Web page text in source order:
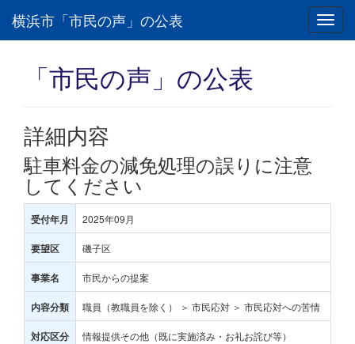
横浜市「市民の声」の公表
「市民の声」の公表
詳細内容
駐車料金の減免処理の誤りに注意
してください
受付年月 2025年09月
要望区 磯子区
事業名 市民からの提案
内容分類 職員（教職員を除く） ＞ 市民応対 ＞ 市民応対への苦情
対応区分 情報提供その他（既に実施済み・お礼お詫び等）